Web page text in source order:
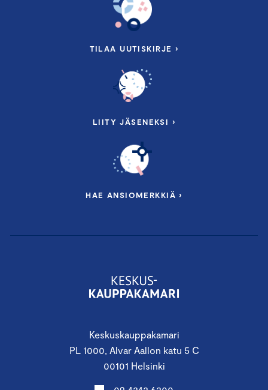
Keskuskauppakamari
PL 1000, Alvar Aallon katu 5 C
00101 Helsinki
TILAA UUTISKIRJE ›
LIITY JÄSENEKSI ›
HAE ANSIOMERKKIÄ ›